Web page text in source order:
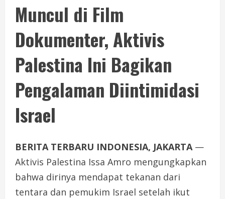
Muncul di Film
Dokumenter, Aktivis
Palestina Ini Bagikan
Pengalaman Diintimidasi
Israel
BERITA TERBARU INDONESIA, JAKARTA—
Aktivis Palestina Issa Amro mengungkapkan
bahwa dirinya mendapat tekanan dari
tentara dan pemukim Israel setelah ikut